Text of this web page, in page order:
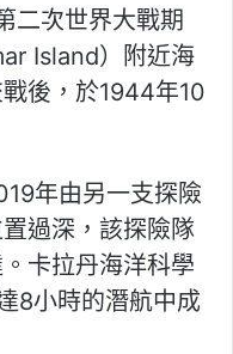
二次世界大戰期
Island）附近海
後，於1944年10
年由另一支探險
過深，該探險隊
卡拉丹海洋科學
8小時的潛航中成